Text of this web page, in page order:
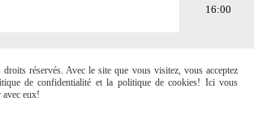
16:00
réservés. Avec le site que vous visitez, vous acceptez
de confidentialité et la politique de cookies! Ici vous
eux!